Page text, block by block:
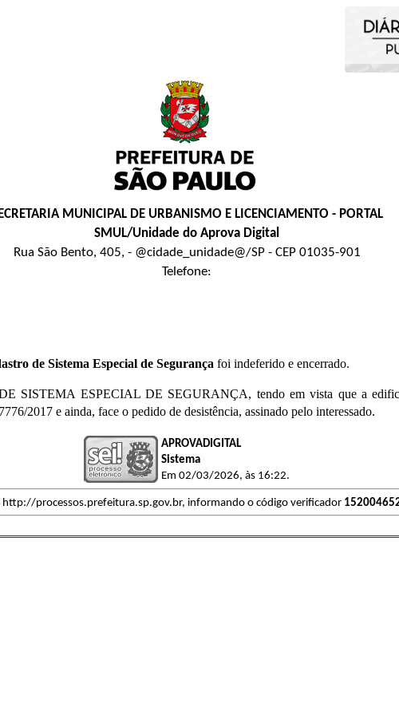
MUNICIPAL DE URBANISMO E LICENCIAMENTO - PORTAL
SMUL/Unidade do Aprova Digital
Rua São Bento, 405, - @cidade_unidade@/SP - CEP 01035-901
Telefone:
de Sistema Especial de Segurança foi indeferido e encerrado.
SISTEMA ESPECIAL DE SEGURANÇA, tendo em vista que a
2017 e ainda, face o pedido de desistência, assinado pelo interessado.
APROVADIGITAL
Sistema
Em 02/03/2026, às 16:22.
processos.prefeitura.sp.gov.br, informando o código verificador